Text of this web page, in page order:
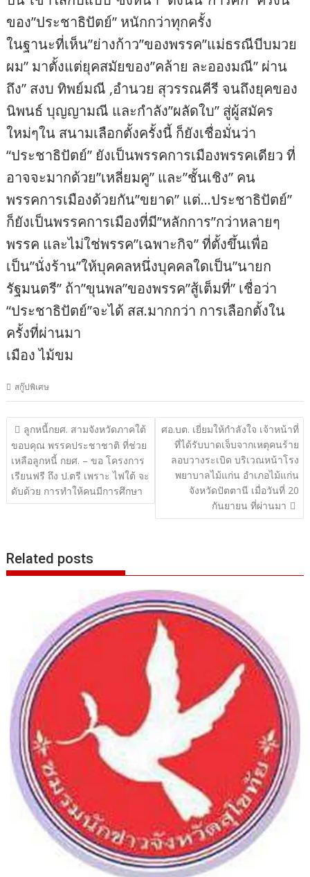
ของ”ประชาธิปัตย์” หนักกว่าทุกครั้ง
ในฐานะที่เห็น”ย่างก้าว”ของพรรค”แม่ธรณีบีบมวย
ผม” มาตั้งแต่ยุคสมัยของ”คล้าย ละอองมณี” ผ่าน
ถึง” สงบ ทิพย์มณี ,อำนวย สุวรรณคีรี จนถึงยุคของ
นิพนธ์ บุญญามณี และกำลัง”ผลัดใบ” สู่ผู้สมัคร
ใหม่ๆใน สนามเลือกตั้งครั้งนี้ ก็ยังเชื่อมั่นว่า
“ประชาธิปัตย์” ยังเป็นพรรคการเมืองพรรคเดียว ที่
อาจจะมากด้วย”เหลี่ยมคู” และ”ชั้นเชิง” คน
พรรคการเมืองด้วยกัน”ขยาด” แต่…ประชาธิปัตย์”
ก็ยังเป็นพรรคการเมืองที่มี”หลักการ”กว่าหลายๆ
พรรค และไม่ใช่พรรค”เฉพาะกิจ” ที่ตั้งขึ้นเพื่อ
เป็น”นั่งร้าน”ให้บุคคลหนึ่งบุคคลใดเป็น”นายก
รัฐมนตรี” ถ้า”ขุนพล”ของพรรค”สู้เต็มที่” เชื่อว่า
“ประชาธิปัตย์”จะได้ สส.มากกว่า การเลือกตั้งใน
ครั้งที่ผ่านมา
เมือง ไม้ขม
สกู๊ปพิเศษ
แนะแนว
เรื่อง
ลูกหนี้กยศ. สามจังหวัดภาคใต้
ขอบคุณ พรรคประชาชาติ ที่ช่วย
เหลือลูกหนี้ กยศ. – ขอ โครงการ
เรียนฟรี ถึง ป.ตรี เพราะ ไฟใต้ จะ
ดับด้วย การทำให้คนมีการศึกษา
ศอ.บต. เยี่ยมให้กำลังใจ เจ้าหน้าที่
ที่ได้รับบาดเจ็บจากเหตุคนร้าย
ลอบวางระเบิด บริเวณหน้าโรง
พยาบาลไม้แก่น อำเภอไม้แก่น
จังหวัดปัตตานี เมื่อวันที่ 20
กันยายน ที่ผ่านมา
Related posts